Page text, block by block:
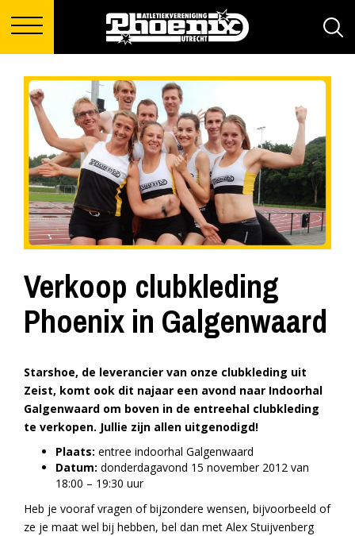
Verkoop clubkleding
Phoenix in Galgenwaard
Starshoe, de leverancier van onze clubkleding uit
Zeist, komt ook dit najaar een avond naar Indoorhal
Galgenwaard om boven in de entreehal clubkleding
te verkopen. Jullie zijn allen uitgenodigd!
Plaats: entree indoorhal Galgenwaard
Datum: donderdagavond 15 november 2012 van
18:00 – 19:30 uur
Heb je vooraf vragen of bijzondere wensen, bijvoorbeeld of
ze je maat wel bij hebben, bel dan met Alex Stuijvenberg